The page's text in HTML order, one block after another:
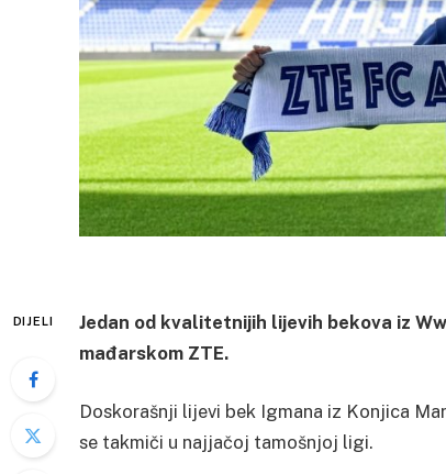
DIJELI
Jedan od kvalitetnijih lijevih bekova iz
mađarskom ZTE.
Doskorašnji lijevi bek Igmana iz Konjica
se takmiči u najjačoj tamošnjoj ligi.